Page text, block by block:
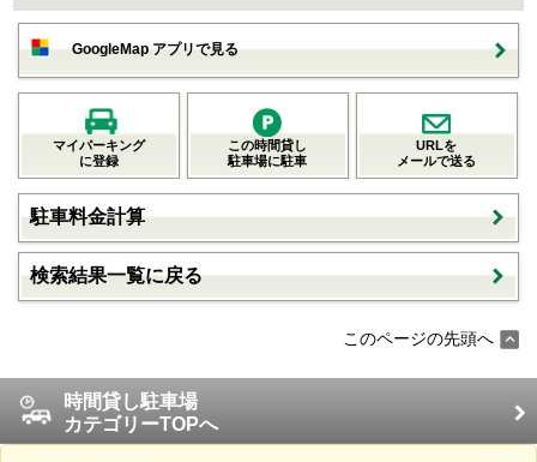
GoogleMap アプリで見る
マイパーキング
に登録
この時間貸し
駐車場に駐車
URLを
メールで送る
駐車料金計算
検索結果一覧に戻る
このページの先頭へ
時間貸し駐車場
カテゴリーTOPへ